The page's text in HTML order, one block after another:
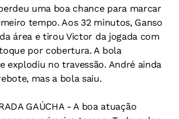
uma boa chance para marcar
tempo. Aos 32 minutos, Ganso
área e tirou Victor da jogada com
por cobertura. A bola
explodiu no travessão. André ainda
mas a bola saiu.
GAÚCHA - A boa atuação